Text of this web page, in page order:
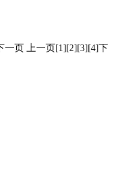
一页 上一页[1][2][3][4]下